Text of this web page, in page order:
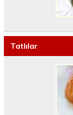
Tatlılar